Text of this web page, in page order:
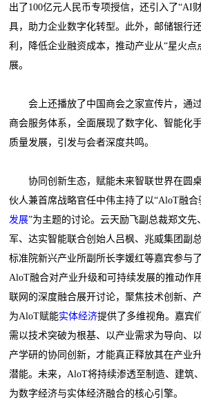
出了100亿元人民币专项授信，还引入了“AI
具，助力企业数字化转型。此外，邮储银行
利，降低企业融资成本，推动产业从“星火点
展。
会上还播放了中国商会之家宣传片，通
商会服务体系，全面展现了数字化、智能化
质量发展，引发与会者深度共鸣。
协同创新生态，赋能未来智联世界在圆
伙人兼首席战略官任中伟主持了以“AloT融合
发展”为主题的讨论。云天励飞副总裁郑文
军、达实智能联合创始人吕枫、兆威集团副
标准院新兴产业所副所长李媛红等嘉宾参与
AloT融合对产业升级和可持续发展的推动作
联网的深度融合展开讨论，聚焦技术创新、
为AloT赋能实体经济提供了多维视角。嘉宾
需以技术突破为根基、以产业需求为导向、
产学研的协同创新，才能真正释放其在产业
潜能。未来，AloT将持续渗透至制造、建筑
为数字经济与实体经济融合的核心引擎。